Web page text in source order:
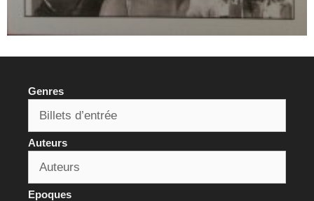
Genres
Auteurs
Epoques